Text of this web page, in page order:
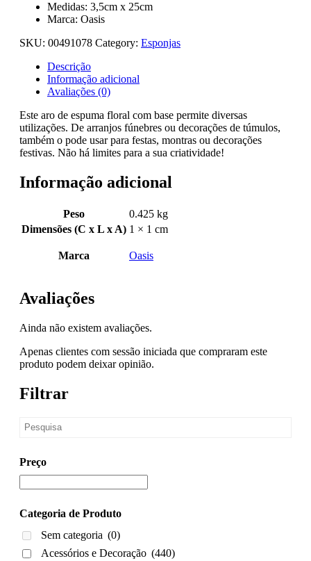
Medidas: 3,5cm x 25cm
Marca: Oasis
SKU: 00491078 Category: Esponjas
Descrição
Informação adicional
Avaliações (0)
Este aro de espuma floral com base permite diversas
utilizações. De arranjos fúnebres ou decorações de túmulos,
também o pode usar para festas, montras ou decorações
festivas. Não há limites para a sua criatividade!
Informação adicional
Peso
0.425 kg
Dimensões (C x L x A) 1 × 1 cm
Marca Oasis
Avaliações
Ainda não existem avaliações.
Apenas clientes com sessão iniciada que compraram este
produto podem deixar opinião.
Filtrar
Preço
Categoria de Produto
Sem categoria (0)
Acessórios e Decoração (440)